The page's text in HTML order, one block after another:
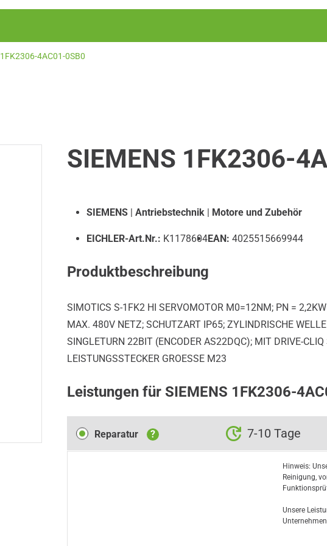
1FK2306-4AC01-0SB0
SIEMENS 1FK2306-
SIEMENS | Antriebstechnik | Motore und Zubehör
EICHLER-Art.Nr.: K1178604EAN: 4025515669944
Produktbeschreibung
SIMOTICS S-1FK2 HI SERVOMOTOR M0=12NM; PN =
MAX. 480V NETZ; SCHUTZART IP65; ZYLINDRISCHE
SINGLETURN 22BIT (ENCODER AS22DQC); MIT DRIVE-
LEISTUNGSSTECKER GROESSE M23
Leistungen für SIEMENS 1FK2306-
Reparatur
Reparatur ? 7-10 Tage
Hinweis:
Reinigung,
Unsere